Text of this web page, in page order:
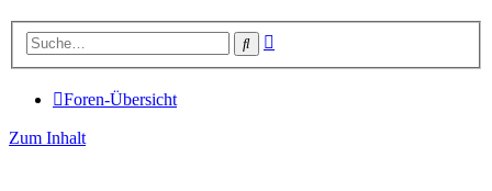
Suche
Foren-Übersicht
Zum Inhalt